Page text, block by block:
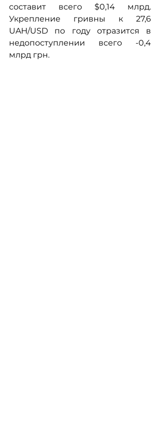
составит всего $0,14 млрд.
Укрепление гривны к 27,6
UAH/USD по году отразится в
недопоступлении всего -0,4
млрд грн.